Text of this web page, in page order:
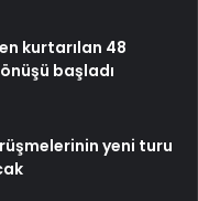
kurtarılan 48
başladı
yeni turu